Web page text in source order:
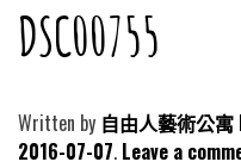
DSC00755
Written by 自由人藝術公寓
2016-07-07 Leave a